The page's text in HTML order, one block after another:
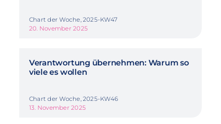
Chart der Woche, 2025-KW47
20. November 2025
Verantwortung übernehmen: Warum so
viele es wollen
Chart der Woche, 2025-KW46
13. November 2025